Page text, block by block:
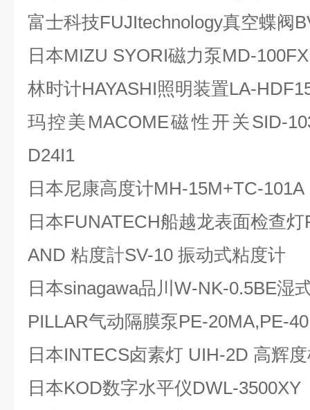
富士科技FUJItechnology真空蝶阀
日本MIZU SYORI磁力泵MD-100FX
林时计HAYASHI照明装置LA-
玛控美MACOME磁性开关SID-
D24I1
日本尼康高度计MH-15M+TC-101A
日本FUNATECH船越龙表面检查
AND 粘度計SV-10 振动式粘度计
日本sinagawa品川W-NK-0.5BE湿
PILLAR气动隔膜泵PE-20MA,PE-
日本INTECS卤素灯 UIH-2D 高辉
日本KOD数字水平仪DWL-3500XY